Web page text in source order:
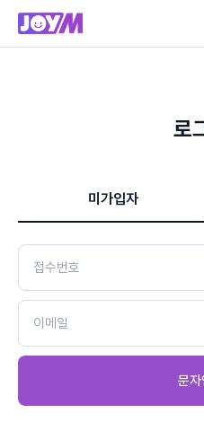
로
미가입자
문자